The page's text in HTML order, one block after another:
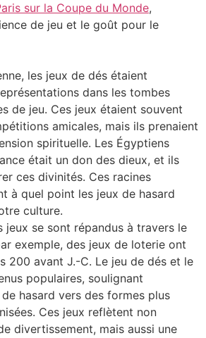
sur la Coupe du Monde,
de jeu et le goût pour le
les jeux de dés étaient
dans les tombes
de jeu. Ces jeux étaient souvent
amicales, mais ils prenaient
spirituelle. Les Égyptiens
était un don des dieux, et ils
ces divinités. Ces racines
à quel point les jeux de hasard
culture.
jeux se sont répandus à travers le
exemple, des jeux de loterie ont
200 avant J.-C. Le jeu de dés et le
populaires, soulignant
de hasard vers des formes plus
Ces jeux reflètent non
divertissement, mais aussi une